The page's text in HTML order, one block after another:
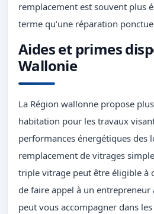
remplacement est souvent plus
terme qu’une réparation
Aides et primes
Wallonie
La Région wallonne propose
habitation pour les travaux
performances énergétiques des
remplacement de vitrages
triple vitrage peut être éligible à
de faire appel à un
peut vous accompagner dans